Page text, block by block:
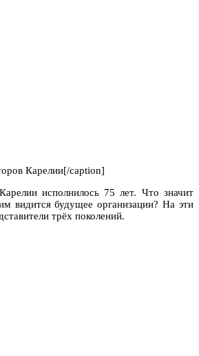
Карелии[/caption]
исполнилось 75 лет. Что значит
видится будущее организации? На эти
трёх поколений.